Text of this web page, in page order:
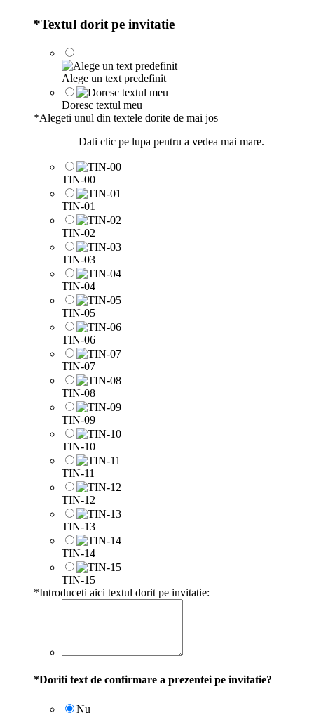
*Textul dorit pe invitatie
Alege un text predefinit
Doresc textul meu
*Alegeti unul din textele dorite de mai jos
Dati clic pe lupa pentru a vedea mai mare.
TIN-00
TIN-01
TIN-02
TIN-03
TIN-04
TIN-05
TIN-06
TIN-07
TIN-08
TIN-09
TIN-10
TIN-11
TIN-12
TIN-13
TIN-14
TIN-15
*Introduceti aici textul dorit pe invitatie:
*Doriti text de confirmare a prezentei pe invitatie?
Nu